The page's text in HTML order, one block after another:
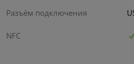
Разъём подключения
NFC